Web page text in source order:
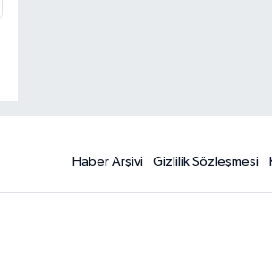
Haber Arşivi Gizlilik Sözleşmesi